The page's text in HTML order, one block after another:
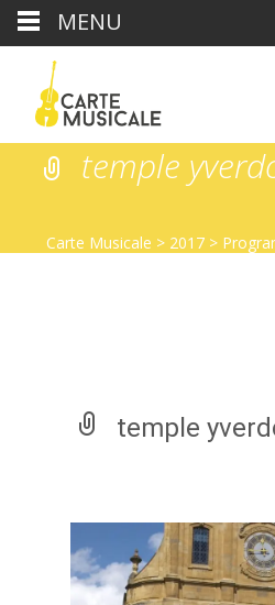
temple
Carte Musicale > 2017 >
temple
MENU